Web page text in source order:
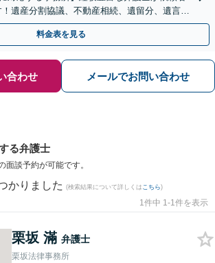
遺産分割協議、不動産相続、遺留分、遺言書
7分】
料金表を見る
合わせ メールでお問い合わせ
る弁護士
面談予約が可能です。
かりました (検索結果について詳しくは こちら)
1件中 1-1件を表示
栗坂 滿 弁護士
栗坂法律事務所